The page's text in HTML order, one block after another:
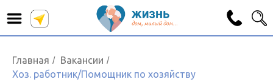
Главная / Вакансии /
Хоз. работник/Помощник по хозяйству